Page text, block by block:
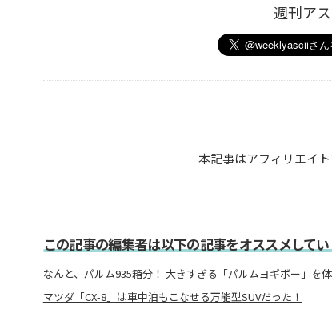
週刊ア
本記事はアフィリエイ
この記事の編集者は以下の記事をオススメして
なんと、パルム935箱分！ 大きすぎる「パルムヨギボー」を
マツダ「CX-8」は車中泊もこなせる万能型SUVだった！